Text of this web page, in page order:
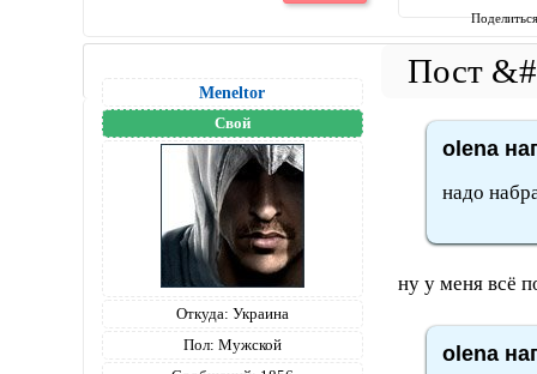
Meneltоr
Свой
Откуда: Украина
Пол: Мужской
olena
надо
ну у меня всё
olena